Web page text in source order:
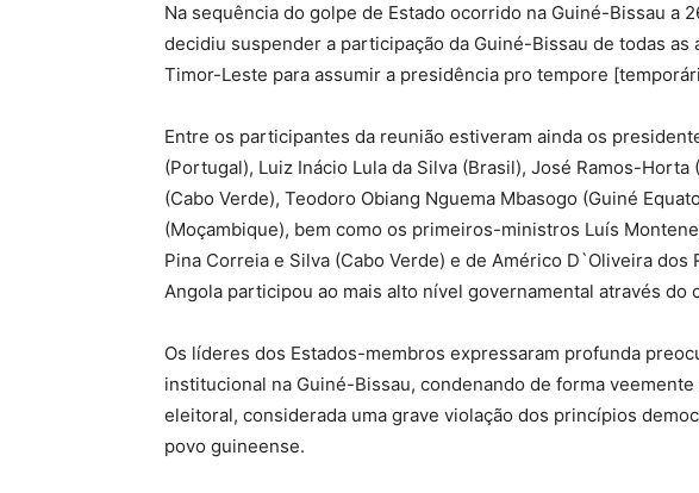
Na sequência do golpe de Estado ocorrido na Guiné-Bissau a
decidiu suspender a participação da Guiné-Bissau de todas
Timor-Leste para assumir a presidência pro tempore
Entre os participantes da reunião estiveram ainda os
(Portugal), Luiz Inácio Lula da Silva (Brasil), José Ramos-
(Cabo Verde), Teodoro Obiang Nguema Mbasogo (Guiné
(Moçambique), bem como os primeiros-ministros Luís
Pina Correia e Silva (Cabo Verde) e de Américo D`Oliveira dos
Angola participou ao mais alto nível governamental através do
Os líderes dos Estados-membros expressaram profunda
institucional na Guiné-Bissau, condenando de forma
eleitoral, considerada uma grave violação dos princípios
povo guineense.